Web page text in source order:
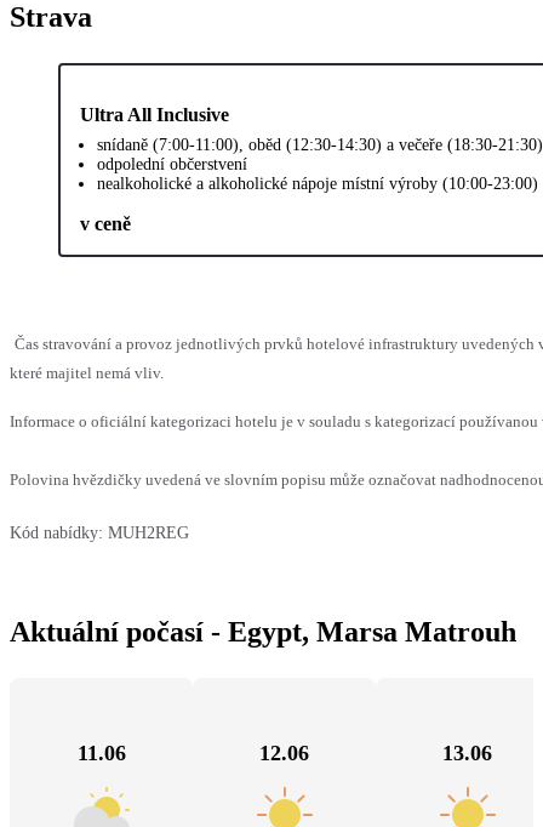
Strava
Ultra All Inclusive
snídaně (7:00-11:00), oběd (12:30-14:30) a večeře (18:30-
odpolední občerstvení
nealkoholické a alkoholické nápoje místní výroby (10:00-23:00)
v ceně
Čas stravování a provoz jednotlivých prvků hotelové infrastruktury uvedených
které majitel nemá vliv.
Informace o oficiální kategorizaci hotelu je v souladu s kategorizací
Polovina hvězdičky uvedená ve slovním popisu může označovat
Kód nabídky: MUH2REG
Aktuální počasí - Egypt, Marsa Matrouh
11.06 12.06 13.06